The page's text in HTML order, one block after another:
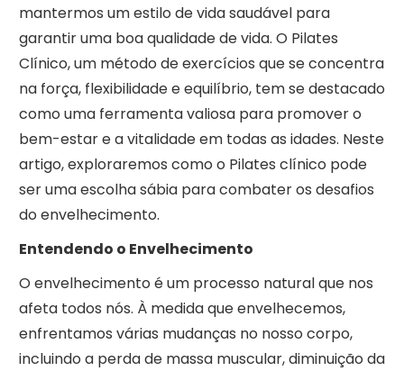
mantermos um estilo de vida saudável para
garantir uma boa qualidade de vida. O Pilates
Clínico, um método de exercícios que se concentra
na força, flexibilidade e equilíbrio, tem se destacado
como uma ferramenta valiosa para promover o
bem-estar e a vitalidade em todas as idades. Neste
artigo, exploraremos como o Pilates clínico pode
ser uma escolha sábia para combater os desafios
do envelhecimento.
Entendendo o Envelhecimento
O envelhecimento é um processo natural que nos
afeta todos nós. À medida que envelhecemos,
enfrentamos várias mudanças no nosso corpo,
incluindo a perda de massa muscular, diminuição da